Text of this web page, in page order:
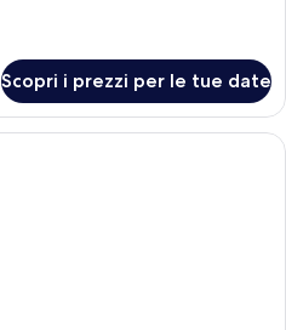
Scopri i prezzi per le tue date